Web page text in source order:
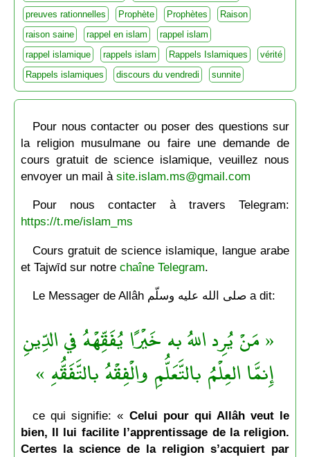
preuves rationnelles
Prophète Prophètes
Raison
raison saine
rappel en islam
rappel islam
rappel islamique
rappels islam Rappels Islamiques
vérité
Rappels islamiques
discours du vendredi sunnite
Pour nous contacter ou poser des questions sur
la religion musulmane ou faire une demande de
cours gratuit de science islamique, veuillez nous
envoyer un mail à site.islam.ms@gmail.com
Pour nous contacter à travers Telegram:
https://t.me/islam_ms
Cours gratuit de science islamique, langue arabe
et Tajwīd sur notre chaîne Telegram.
Le Messager de Allâh صلى الله عليه وسلّم a dit:
« مَنْ يُرِد اللهُ به خَيْرًا يُفَقِّهْهُ في الدِّينِ
إِنمَّا العِلْمُ بالتَّعَلُّمِ والْفِقْهُ بالتَّفَقُّهِ »
ce qui signifie: « Celui pour qui Allâh veut le
bien, Il lui facilite l’apprentissage de la religion.
Certes la science de la religion s’acquiert par